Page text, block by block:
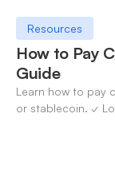
Resources
How to Pay
Guide
Learn how to pay
or stablecoin. ✓